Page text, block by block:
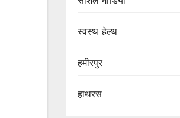
स्वस्थ हेल्थ
हमीरपुर
हाथरस